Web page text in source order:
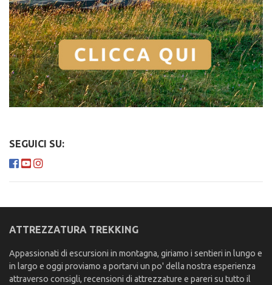
SEGUICI SU:
ATTREZZATURA TREKKING
Appassionati di escursioni in montagna, giriamo i sentieri in lungo e
in largo e oggi proviamo a portarvi un po' della nostra esperienza
attraverso consigli, recensioni di attrezzature e pareri su tutto il